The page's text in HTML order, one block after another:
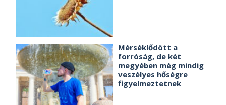
Mérséklődött a
forróság, de két
megyében még mindig
veszélyes hőségre
figyelmeztetnek